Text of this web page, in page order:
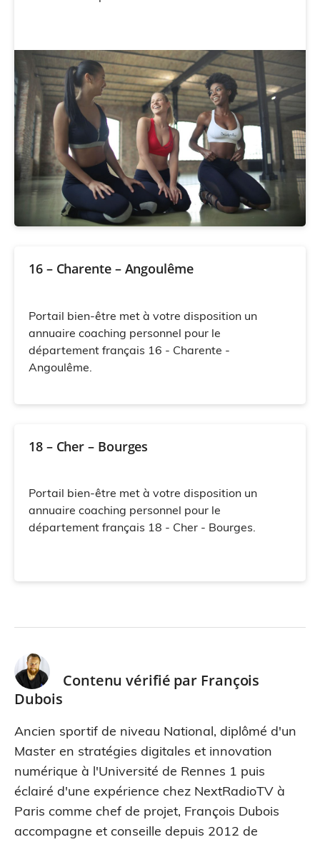
16 – Charente – Angoulême
Portail bien-être met à votre disposition un
annuaire coaching personnel pour le
département français 16 - Charente -
Angoulême.
18 – Cher – Bourges
Portail bien-être met à votre disposition un
annuaire coaching personnel pour le
département français 18 - Cher - Bourges.
Contenu vérifié par François
Dubois
Ancien sportif de niveau National, diplômé d'un
Master en stratégies digitales et innovation
numérique à l'Université de Rennes 1 puis
éclairé d'une expérience chez NextRadioTV à
Paris comme chef de projet, François Dubois
accompagne et conseille depuis 2012 de